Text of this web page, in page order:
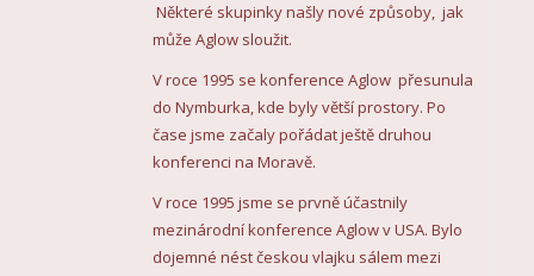
Některé skupinky našly nové způsoby, jak
může Aglow sloužit.
V roce 1995 se konference Aglow přesunula
do Nymburka, kde byly větší prostory. Po
čase jsme začaly pořádat ještě druhou
konferenci na Moravě.
V roce 1995 jsme se prvně účastnily
mezinárodní konference Aglow v USA. Bylo
dojemné nést českou vlajku sálem mezi